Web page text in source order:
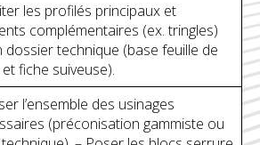
les profilés principaux et
complémentaires (ex. tringles)
dossier technique (base feuille de
fiche suiveuse).
l’ensemble des usinages
(préconisation gammiste ou